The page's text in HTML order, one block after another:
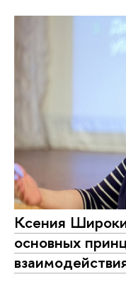
Ксения
основных